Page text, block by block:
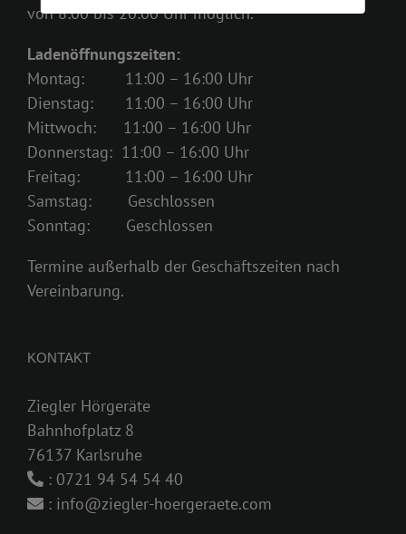
von 8:00 bis 20:00 Uhr möglich.
Ladenöffnungszeiten:
Montag: 11:00 – 16:00 Uhr
Dienstag: 11:00 – 16:00 Uhr
Mittwoch: 11:00 – 16:00 Uhr
Donnerstag: 11:00 – 16:00 Uhr
Freitag: 11:00 – 16:00 Uhr
Samstag: Geschlossen
Sonntag: Geschlossen
Termine außerhalb der Geschäftszeiten nach
Vereinbarung.
KONTAKT
Ziegler Hörgeräte
Bahnhofplatz 8
76137 Karlsruhe
: 0721 94 54 54 40
: info@ziegler-hoergeraete.com